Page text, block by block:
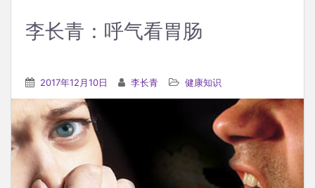
李长青：呼气看胃肠
2017年12月10日 李长青 健康知识